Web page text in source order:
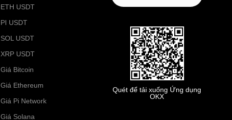
ETH USDT
PI USDT
SOL USDT
XRP USDT
Giá Bitcoin
Giá Ethereum
Giá Pi Network
Giá Solana
Quét để tải xuống Ứng dụng
OKX